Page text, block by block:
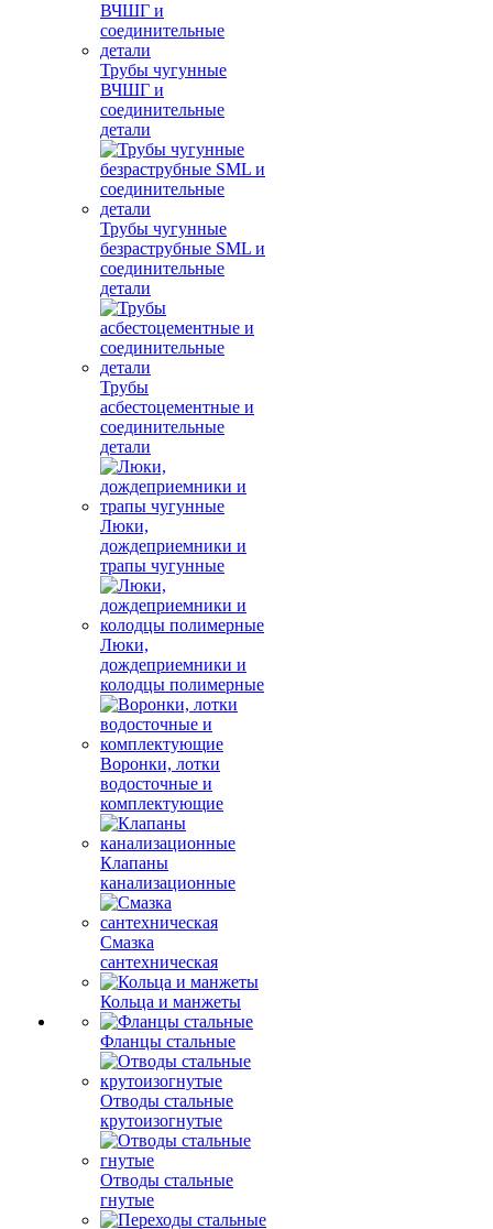
Трубы чугунные
ВЧШГ и
соединительные
детали
Трубы чугунные
безраструбные SML и
соединительные
детали
Трубы
асбестоцементные и
соединительные
детали
Люки,
дождеприемники и
трапы чугунные
Люки,
дождеприемники и
колодцы полимерные
Воронки, лотки
водосточные и
комплектующие
Клапаны
канализационные
Смазка
сантехническая
Кольца и манжеты
Фланцы стальные
Отводы стальные
крутоизогнутые
Отводы стальные
гнутые